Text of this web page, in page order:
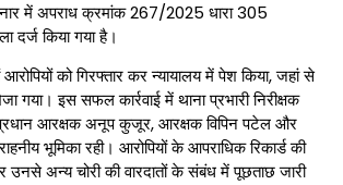
में अपराध क्रमांक 267/2025 धारा 305
दर्ज किया गया है।
को गिरफ्तार कर न्यायालय में पेश किया, जहां से
गया। इस सफल कार्रवाई में थाना प्रभारी निरीक्षक
आरक्षक अनूप कुजूर, आरक्षक विपिन पटेल और
भूमिका रही। आरोपियों के आपराधिक रिकार्ड की
उनसे अन्य चोरी की वारदातों के संबंध में पूछताछ जारी